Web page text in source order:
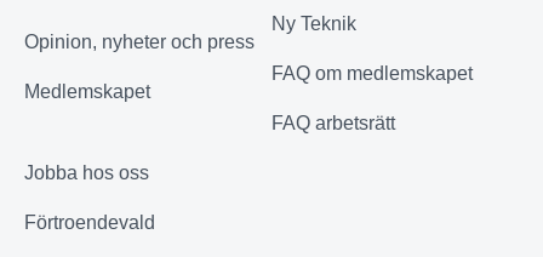
Opinion, nyheter och press
Medlemskapet
Ny Teknik
FAQ om medlemskapet
FAQ arbetsrätt
Jobba hos oss
Förtroendevald